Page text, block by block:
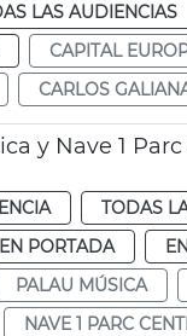
LAS AUDIENCIAS
CAPITAL
CARLOS
y Nave 1 Parc
TODAS
EN PORTADA
PALAU MÚSICA
NAVE 1 PARC